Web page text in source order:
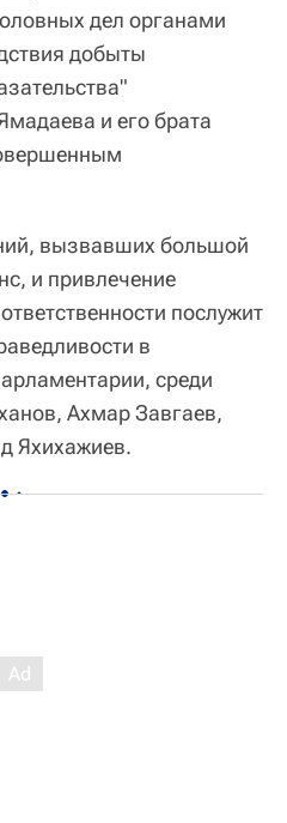
дел органами
добыты
и его брата
вызвавших большой
и привлечение
послужит
в
среди
Ахмар Завгаев,
Яхихажиев.